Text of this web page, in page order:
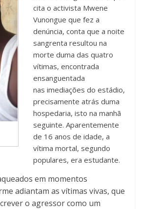
cita o activista Mwene
Vunongue que fez a
denúncia,conta que a noite
sangrenta resultou na
morte duma das quatro
vítimas, encontrada
ensanguentada
nas imediações do estádio,
precisamente atrás duma
hospedaria, isto na manhã
seguinte. Aparentemente
de 16 anos de idade, a
vítima mortal, segundo
populares, era estudante.
em momentos
adiantam as vítimas vivas, que
o agressor como um